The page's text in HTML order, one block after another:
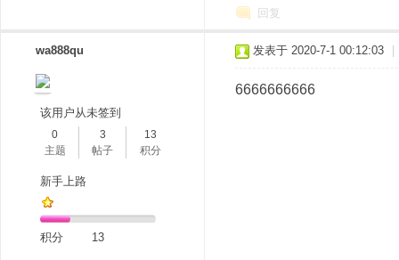
回复
wa888qu
该用户从未签到
0
主题
3
帖子
13
积分
新手上路
积分 13
发表于 2020-7-1 00:12:03
6666666666